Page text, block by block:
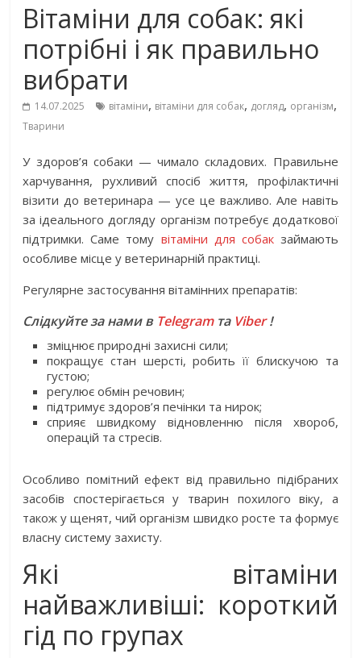
Вітаміни для собак: які
потрібні і як правильно
вибрати
14.07.2025 вітаміни, вітаміни для собак, догляд, організм,
Тварини
У здоров’я собаки — чимало складових. Правильне
харчування, рухливий спосіб життя, профілактичні
візити до ветеринара — усе це важливо. Але навіть
за ідеального догляду організм потребує додаткової
підтримки. Саме тому вітаміни для собакзаймають
особливе місце у ветеринарній практиці.
Регулярне застосування вітамінних препаратів:
Слідкуйте за нами в Telegramта Viber!
зміцнює природні захисні сили;
покращує стан шерсті, робить її блискучою та
густою;
регулює обмін речовин;
підтримує здоров’я печінки та нирок;
сприяє швидкому відновленню після хвороб,
операцій та стресів.
Особливо помітний ефект від правильно підібраних
засобів спостерігається у тварин похилого віку, а
також у щенят, чий організм швидко росте та формує
власну систему захисту.
Які вітаміни
найважливіші: короткий
гід по групах